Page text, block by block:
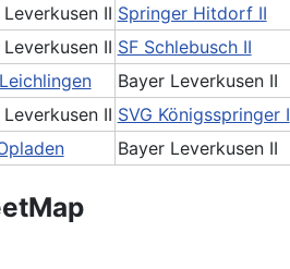
II Springer Hitdorf II
II SF Schlebusch II
Bayer Leverkusen II
II SVG Königsspringer I
Bayer Leverkusen II